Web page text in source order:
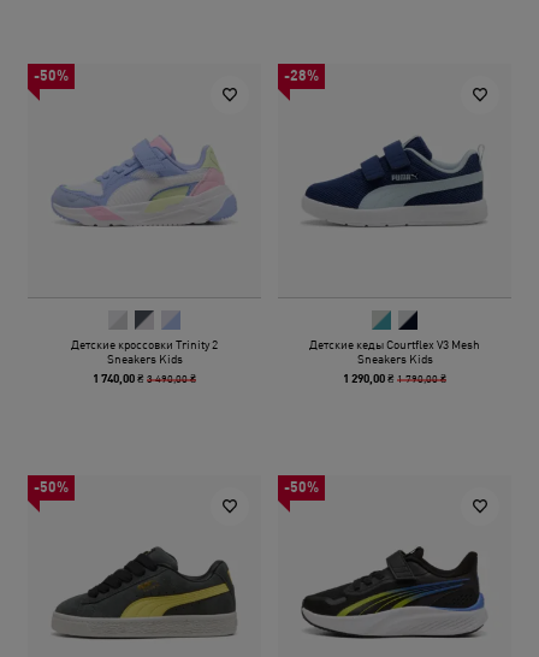
-50%
Детские кроссовки Trinity 2
Sneakers Kids
1 740,00 ₴ 3 490,00 ₴
-28%
Детские кеды Courtflex V3 Mesh
Sneakers Kids
1 290,00 ₴ 1 790,00 ₴
-50% -50%